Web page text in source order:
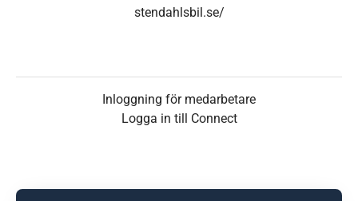
stendahlsbil.se/
Inloggning för medarbetare
Logga in till Connect